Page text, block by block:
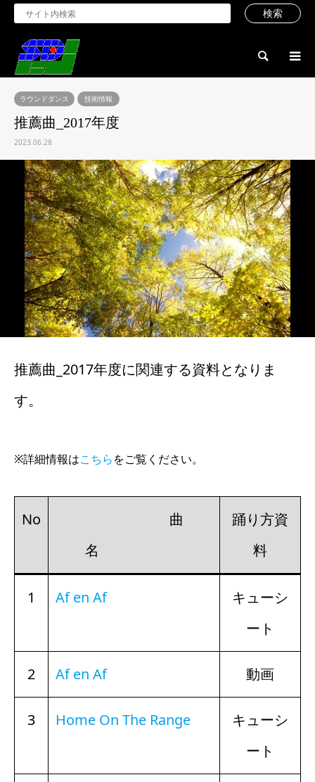
検索
ラウンドダンス 技術情報
推薦曲_2017年度
2023.06.28
推薦曲_2017年度に関連する資料となりま
す。
※詳細情報はこちらをご覧ください。
No
曲
名
踊り方資
料
1 Af en Af
キューシ
ート
2 Af en Af 動画
3 Home On The Range
キューシ
ート